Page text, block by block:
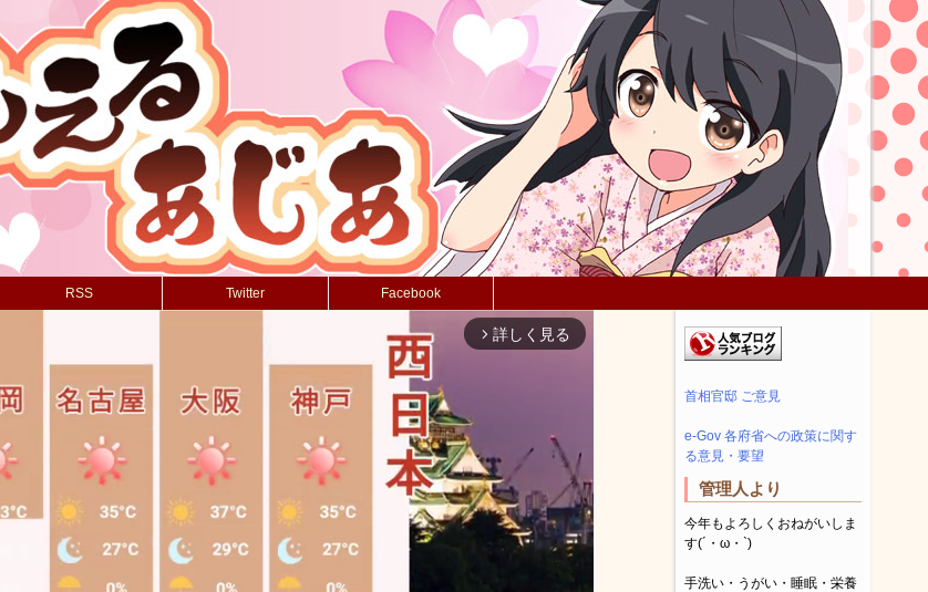
RSS Twitter Facebook
arrow_forward_ios 詳しく見る
首相官邸 ご意見
e-Gov 各府省への政策に関す
る意見・要望
管理人より
今年もよろしくおねがいしま
す(´・ω・`)
手洗い・うがい・睡眠・栄養